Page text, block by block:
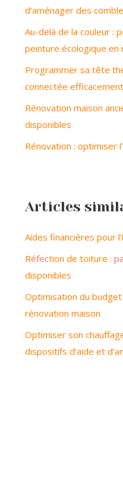
d’aménager des
Au-delà de la couleur :
peinture écologique en
Programmer sa tête
connectée efficacement
Rénovation maison
disponibles
Rénovation : optimiser
Articles
Aides financières pour
Réfection de toiture :
disponibles
Optimisation du
rénovation maison
Optimiser son
dispositifs d’aide et